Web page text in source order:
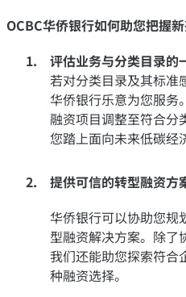
OCBC华侨银行如何助您把握
评估业务与分类目录的
若对分类目录及其标准
华侨银行乐意为您服务
融资项目调整至符合分
您踏上面向未来低碳经
提供可信的转型融资方
华侨银行可以协助您规
型融资解决方案。除了
我们还能助您探索符合
种融资选择。